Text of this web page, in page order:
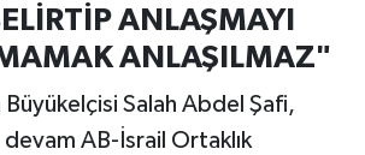
ANLAŞMAYI
ANLAŞILMAZ"
Büyükelçisi Salah Abdel Şafi,
AB-İsrail Ortaklık